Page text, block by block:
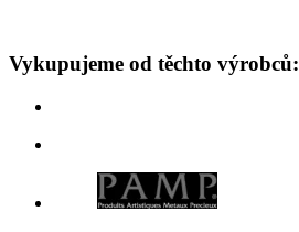
Vykupujeme od těchto výrobců: